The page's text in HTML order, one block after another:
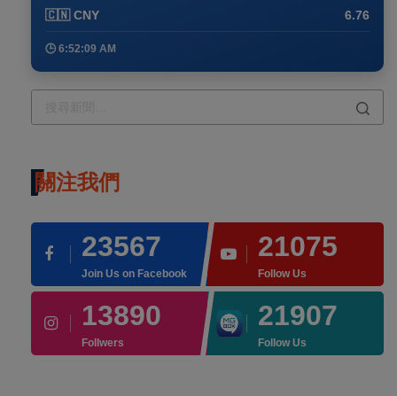
🇨🇳 CNY 6.76
🕒 6:52:09 AM
關注我們
23567
Join Us on Facebook
21075
Follow Us
13890
Follwers
21907
Follow Us